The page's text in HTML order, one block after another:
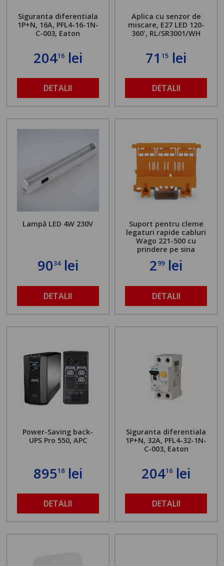
Siguranta diferentiala
1P+N, 16A, PFL4-16-1N-
C-003, Eaton
20416lei
DETALII
Aplica cu senzor de
miscare, E27 LED 120-
360', RL/SR3001/WH
7115 lei
DETALII
Lampă LED 4W 230V
9034lei
DETALII
Suport pentru cleme
legaturi rapide cabluri
Wago 221-500 cu
prindere pe sina
299lei
DETALII
Power-Saving back-
UPS Pro 550, APC
89518lei
DETALII
Siguranta diferentiala
1P+N, 32A, PFL4-32-1N-
C-003, Eaton
20416 lei
DETALII